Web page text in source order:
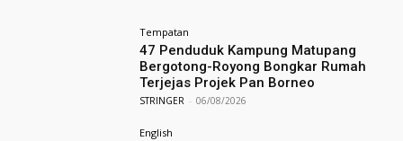
Tempatan
47 Penduduk Kampung Matupang
Bergotong-Royong Bongkar Rumah
Terjejas Projek Pan Borneo
STRINGER - 06/08/2026
English